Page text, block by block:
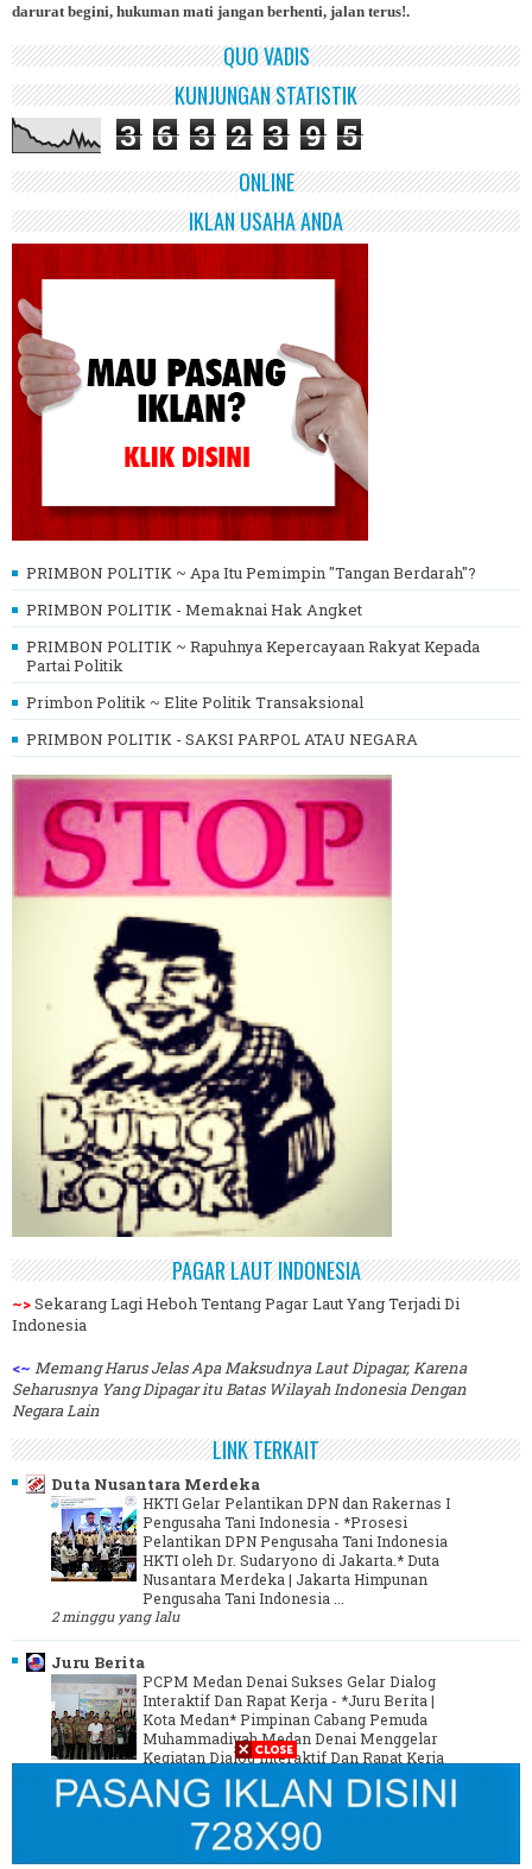
darurat begini, hukuman mati jangan berhenti, jalan terus!.
QUO VADIS
KUNJUNGAN STATISTIK
3 6 3 2 3 9 5
ONLINE
IKLAN USAHA ANDA
PRIMBON POLITIK ~ Apa Itu Pemimpin "Tangan Berdarah"?
PRIMBON POLITIK - Memaknai Hak Angket
PRIMBON POLITIK ~ Rapuhnya Kepercayaan Rakyat Kepada
Partai Politik
Primbon Politik ~ Elite Politik Transaksional
PRIMBON POLITIK - SAKSI PARPOL ATAU NEGARA
PAGAR LAUT INDONESIA
~>Sekarang Lagi Heboh Tentang Pagar Laut Yang Terjadi Di
Indonesia
<~ Memang Harus Jelas Apa Maksudnya Laut Dipagar, Karena
Seharusnya Yang Dipagar itu Batas Wilayah Indonesia Dengan
Negara Lain
LINK TERKAIT
Duta Nusantara Merdeka
HKTI Gelar Pelantikan DPN dan Rakernas I
Pengusaha Tani Indonesia - *Prosesi
Pelantikan DPN Pengusaha Tani Indonesia
HKTI oleh Dr. Sudaryono di Jakarta.* Duta
Nusantara Merdeka | Jakarta Himpunan
Pengusaha Tani Indonesia ...
2 minggu yang lalu
Juru Berita
PCPM Medan Denai Sukses Gelar Dialog
Interaktif Dan Rapat Kerja - *Juru Berita |
Kota Medan* Pimpinan Cabang Pemuda
Muhammadiyah Medan Denai Menggelar
Kegiatan Dialog Interaktif Dan Rapat Kerja
yang dilaksanakan Di Aula ...
3 tahun yang lalu
Media Online Indonesia - MOI
-